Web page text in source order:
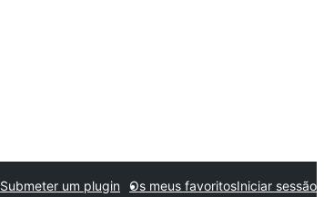
Submeter um plugin Os meus favoritosIniciar sessão